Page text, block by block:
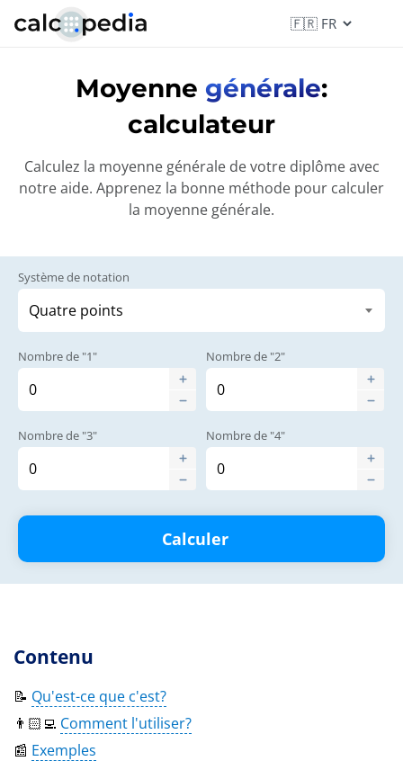
Moyenne générale:
calculateur
Calculez la moyenne générale de votre diplôme avec
notre aide. Apprenez la bonne méthode pour calculer
la moyenne générale.
Système de notation
Nombre de "1" Nombre de "2"
Nombre de "3" Nombre de "4"
Calculer
Contenu
📝 Qu'est-ce que c'est?
👨🏻‍💻 Comment l'utiliser?
📰 Exemples